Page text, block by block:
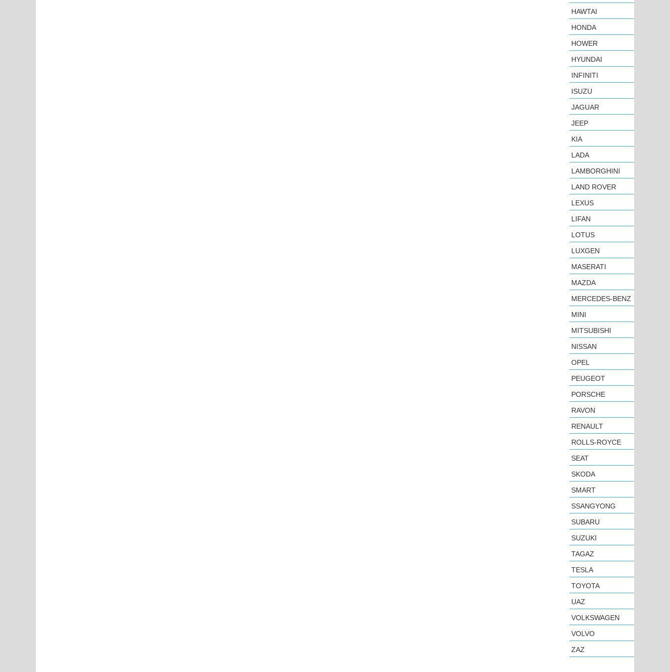
HAWTAI
HONDA
HOWER
HYUNDAI
INFINITI
ISUZU
JAGUAR
JEEP
KIA
LADA
LAMBORGHINI
LAND ROVER
LEXUS
LIFAN
LOTUS
LUXGEN
MASERATI
MAZDA
MERCEDES-BENZ
MINI
MITSUBISHI
NISSAN
OPEL
PEUGEOT
PORSCHE
RAVON
RENAULT
ROLLS-ROYCE
SEAT
SKODA
SMART
SSANGYONG
SUBARU
SUZUKI
TAGAZ
TESLA
TOYOTA
UAZ
VOLKSWAGEN
VOLVO
ZAZ